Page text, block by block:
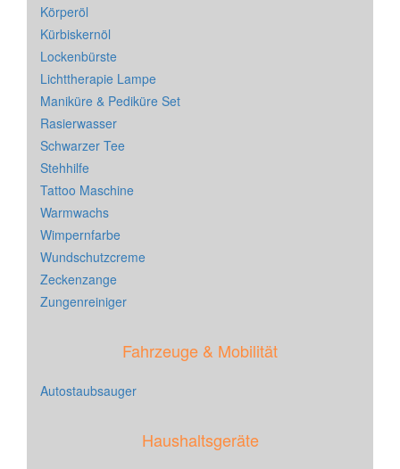
Körperöl
Kürbiskernöl
Lockenbürste
Lichttherapie Lampe
Maniküre & Pediküre Set
Rasierwasser
Schwarzer Tee
Stehhilfe
Tattoo Maschine
Warmwachs
Wimpernfarbe
Wundschutzcreme
Zeckenzange
Zungenreiniger
Fahrzeuge & Mobilität
Autostaubsauger
Haushaltsgeräte